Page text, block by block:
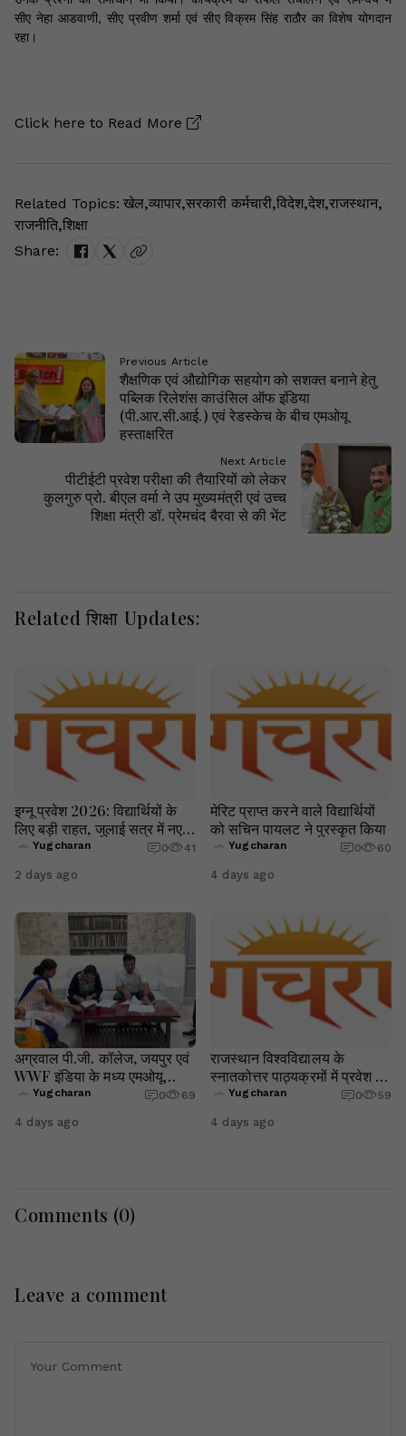
सीए नेहा आडवाणी, सीए प्रवीण शर्मा एवं सीए विक्रम सिंह राठौर का विशेष योगदान
रहा।
Click here to Read More
Related Topics: खेल,व्यापार,सरकारी कर्मचारी,विदेश,देश,राजस्थान,
राजनीति,शिक्षा
Share:
Previous Article
शैक्षणिक एवं औद्योगिक सहयोग को सशक्त बनाने हेतु
पब्लिक रिलेशंस काउंसिल ऑफ इंडिया
(पी.आर.सी.आई.) एवं रेडस्केच के बीच एमओयू
हस्ताक्षरित
Next Article
पीटीईटी प्रवेश परीक्षा की तैयारियों को लेकर
कुलगुरु प्रो. बीएल वर्मा ने उप मुख्यमंत्री एवं उच्च
शिक्षा मंत्री डॉ. प्रेमचंद बैरवा से की भेंट
Related शिक्षा Updates:
इग्नू प्रवेश 2026: विद्यार्थियों के
लिए बड़ी राहत, जुलाई सत्र में नए
दाखिले और री-रजिस्ट्रेशन की
Yugcharan 0 41
2 days ago
मेरिट प्राप्त करने वाले विद्यार्थियों
को सचिन पायलट ने पुरस्कृत किया
Yugcharan 0 60
4 days ago
अग्रवाल पी.जी. कॉलेज, जयपुर एवं
WWF इंडिया के मध्य एमओयू
संपन्नYugcharan 0 69
4 days ago
राजस्थान विश्वविद्यालय के
स्नातकोत्तर पाठ्यक्रमों में प्रवेश हेतु
आवेदन की अंतिम तिथि 08 अगस्त
Yugcharan 0 59
4 days ago
Comments (0)
Leave a comment